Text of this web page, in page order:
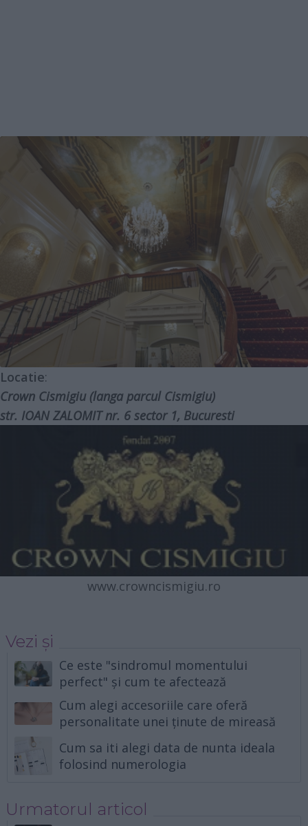
Locatie:
Crown Cismigiu (langa parcul Cismigiu)
str. IOAN ZALOMIT nr. 6 sector 1, Bucuresti
www.crowncismigiu.ro
Vezi și
Ce este "sindromul momentului
perfect" și cum te afectează
Cum alegi accesoriile care oferă
personalitate unei ținute de mireasă
Cum sa iti alegi data de nunta ideala
folosind numerologia
Urmatorul articol